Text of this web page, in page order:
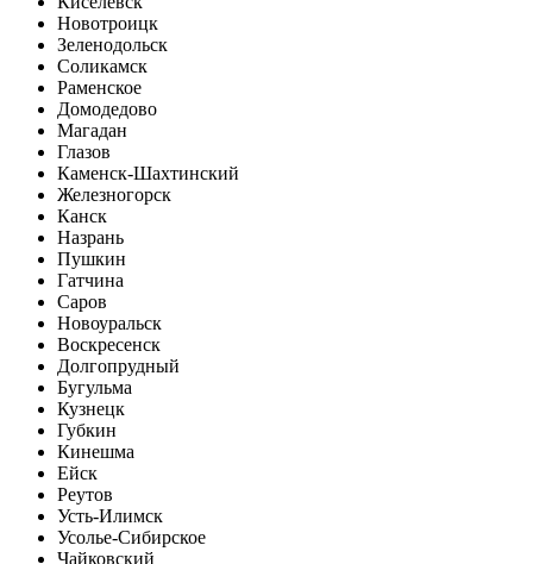
Новотроицк
Зеленодольск
Соликамск
Раменское
Домодедово
Магадан
Глазов
Каменск-Шахтинский
Железногорск
Канск
Назрань
Пушкин
Гатчина
Саров
Новоуральск
Воскресенск
Долгопрудный
Бугульма
Кузнецк
Губкин
Кинешма
Ейск
Реутов
Усть-Илимск
Усолье-Сибирское
Чайковский